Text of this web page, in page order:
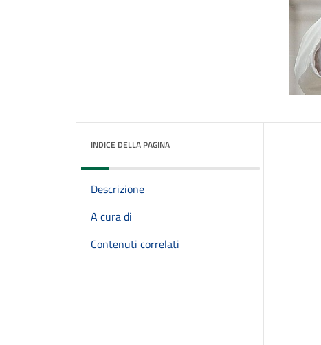
INDICE DELLA PAGINA
Descrizione
A cura di
Contenuti correlati